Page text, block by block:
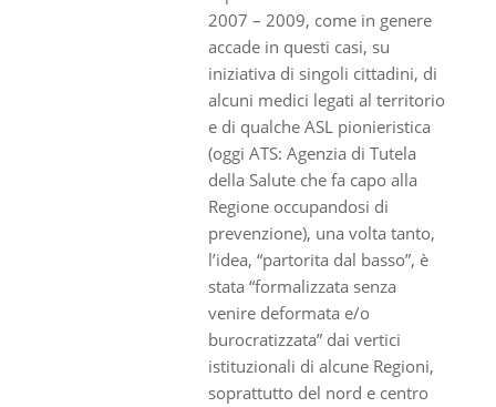
2007 – 2009, come in genere
accade in questi casi, su
iniziativa di singoli cittadini, di
alcuni medici legati al territorio
e di qualche ASL pionieristica
(oggi ATS: Agenzia di Tutela
della Salute che fa capo alla
Regione occupandosi di
prevenzione), una volta tanto,
l’idea, “partorita dal basso”, è
stata “formalizzata senza
venire deformata e/o
burocratizzata” dai vertici
istituzionali di alcune Regioni,
soprattutto del nord e centro